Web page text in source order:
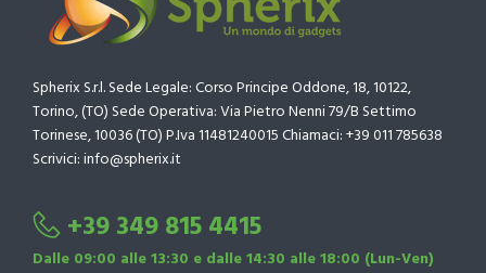
Spherix S.r.l. Sede Legale: Corso Principe Oddone, 18, 10122,
Torino, (TO) Sede Operativa: Via Pietro Nenni 79/B Settimo
Torinese, 10036 (TO) P.Iva 11481240015 Chiamaci: +39 011 785638
Scrivici: info@spherix.it
+39 349 815 4415
Dalle 09:00 alle 13:30 e dalle 14:30 alle 18:00 (Lun-Ven)